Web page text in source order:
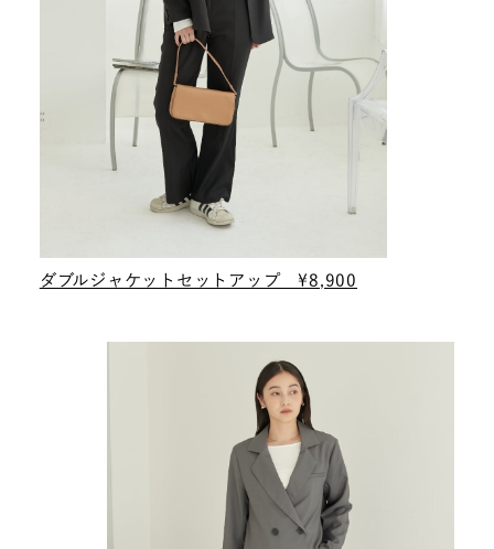
ダブルジャケットセットアップ ¥8,900